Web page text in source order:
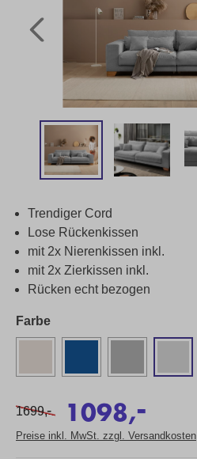
Trendiger Cord
Lose Rückenkissen
mit 2x Nierenkissen inkl.
mit 2x Zierkissen inkl.
Rücken echt bezogen
Farbe
1699,- 1098,
-
Preise inkl. MwSt. zzgl. Versandkosten